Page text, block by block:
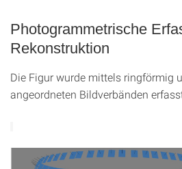
Photogrammetrische
Rekonstruktion
Die Figur wurde mittels ringförmig
angeordneten Bildverbänden